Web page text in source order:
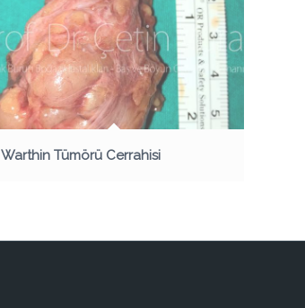
Warthin Tümörü Cerrahisi